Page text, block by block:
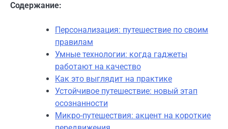
Содержание:
Персонализация: путешествие по своим
правилам
Умные технологии: когда гаджеты
работают на качество
Как это выглядит на практике
Устойчивое путешествие: новый этап
осознанности
Микро-путешествия: акцент на короткие